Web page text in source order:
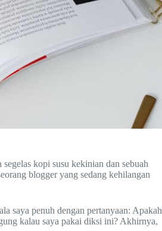
kopi susu kekinian dan sebuah
blogger yang sedang kehilangan
saya penuh dengan pertanyaan: Apakah
kalau saya pakai diksi ini? Akhirnya,